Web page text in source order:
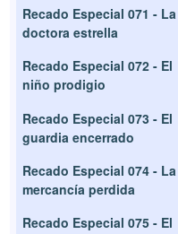
Recado Especial 071 - La
doctora estrella
Recado Especial 072 - El
niño prodigio
Recado Especial 073 - El
guardia encerrado
Recado Especial 074 - La
mercancía perdida
Recado Especial 075 - El